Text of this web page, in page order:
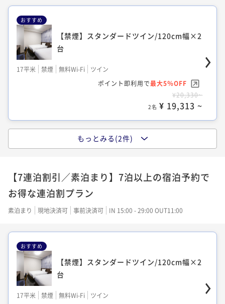
【禁煙】デラックスツイン/120cm幅×2台
エキストラベッド
26平米 禁煙 無料Wi-Fi
ツイン
ポイント即利用で最大5％OFF
¥16,530~
2名 ¥ 15,703 ~
おすすめ
【禁煙】スタンダードツイン/120cm幅×2
台
17平米 禁煙 無料Wi-Fi
ツイン
ポイント即利用で最大5％OFF
¥20,330~
2名 ¥ 19,313 ~
【禁煙】スタンダードダブル/140cm幅×1
13平米 禁煙 無料Wi-Fi
ダブル
¥16,530~
【禁煙】デラックスツイン/120cm幅×2台
エキストラベッド
26平米 禁煙 無料Wi-Fi
ツイン
もっとみる(2件)
【7連泊割引／素泊まり】7泊以上の宿泊予約で
お得な連泊割プラン
素泊まり 現地決済可 事前決済可 IN 15:00 - 29:00 OUT11:00
おすすめ
【禁煙】スタンダードツイン/120cm幅×2
台
17平米 禁煙 無料Wi-Fi
ツイン